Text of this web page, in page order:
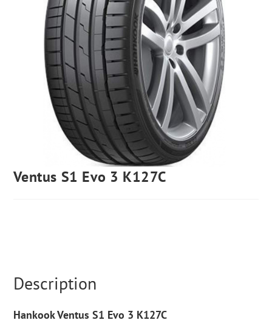
Ventus S1 Evo 3 K127C
Description
Hankook Ventus S1 Evo 3 K127C